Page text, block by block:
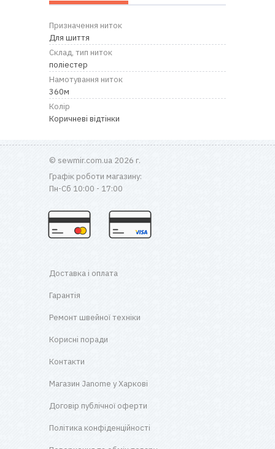
Призначення ниток
Для шиття
Склад, тип ниток
поліестер
Намотування ниток
360м
Колір
Коричневі відтінки
© sewmir.com.ua 2026 г.
Графік роботи магазину:
Пн-Сб 10:00 - 17:00
Доставка і оплата
Гарантія
Ремонт швейної техніки
Корисні поради
Контакти
Магазин Janome у Харкові
Договір публічної оферти
Політика конфіденційності